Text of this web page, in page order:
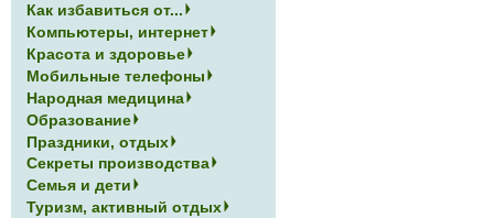
Как избавиться от...
Компьютеры, интернет
Красота и здоровье
Мобильные телефоны
Народная медицина
Образование
Праздники, отдых
Секреты производства
Семья и дети
Туризм, активный отдых